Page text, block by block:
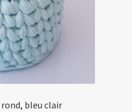
bleu clair